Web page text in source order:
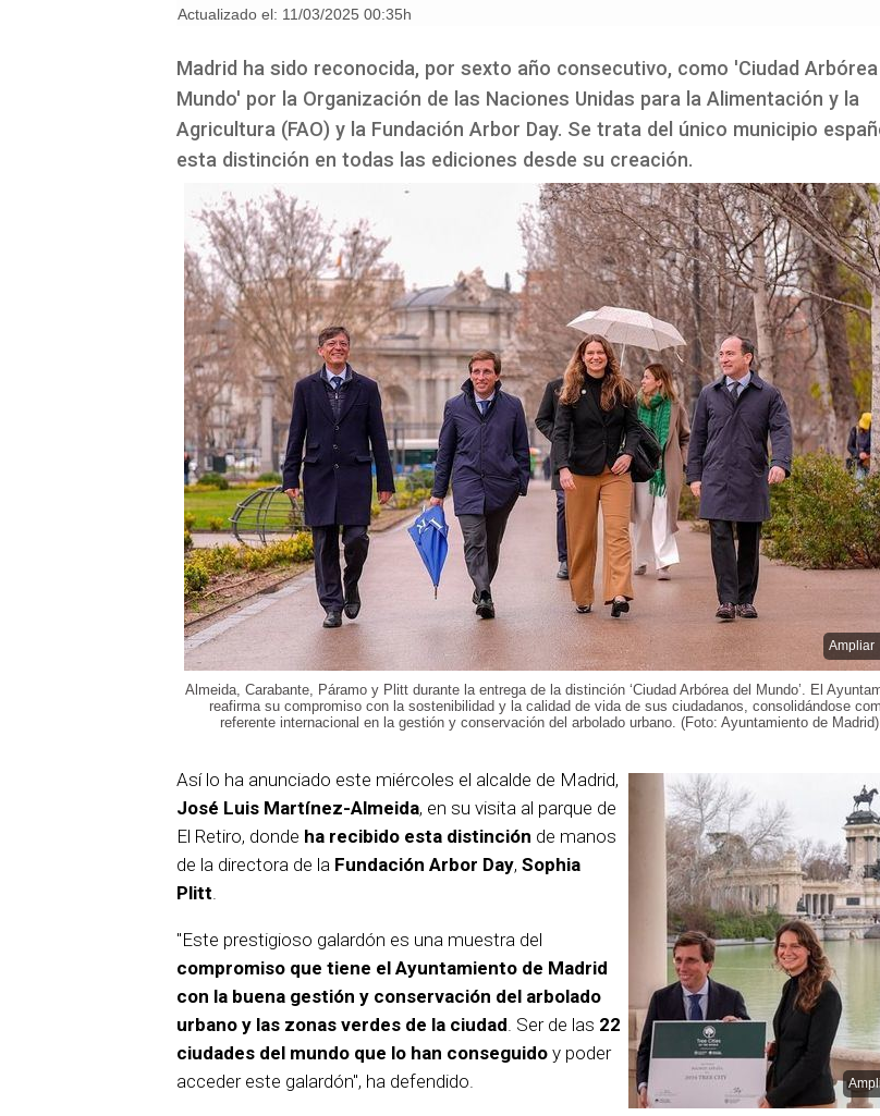
Actualizado el: 11/03/2025 00:35h
Madrid ha sido reconocida, por sexto año consecutivo, como 'Ciudad Arbórea
Mundo' por la Organización de las Naciones Unidas para la Alimentación y la
Agricultura (FAO) y la Fundación Arbor Day. Se trata del único municipio
esta distinción en todas las ediciones desde su creación.
Ampliar
Almeida, Carabante, Páramo y Plitt durante la entrega de la distinción ‘Ciudad Arbórea del Mundo’. El
reafirma su compromiso con la sostenibilidad y la calidad de vida de sus ciudadanos, consolidándose
referente internacional en la gestión y conservación del arbolado urbano. (Foto: Ayuntamiento de Madrid)
Así lo ha anunciado este miércoles el alcalde de Madrid,
José Luis Martínez-Almeida, en su visita al parque de
El Retiro, donde ha recibido esta distinción de manos
de la directora de la Fundación Arbor Day, Sophia
Plitt.
"Este prestigioso galardón es una muestra del
compromiso que tiene el Ayuntamiento de Madrid
con la buena gestión y conservación del arbolado
urbano y las zonas verdes de la ciudad. Ser de las 22
ciudades del mundo que lo han conseguido y poder
acceder este galardón", ha defendido.